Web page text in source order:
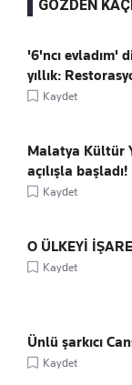
GÖZDEN
'6'ncı evladım'
yıllık:
Kaydet
Malatya Kültür
açılışla başladı!
Kaydet
O ÜLKEYİ
Kaydet
Ünlü şarkıcı
Kaydet